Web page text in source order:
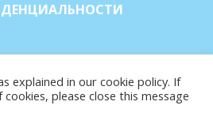
explained in our cookie policy. If
please close this message